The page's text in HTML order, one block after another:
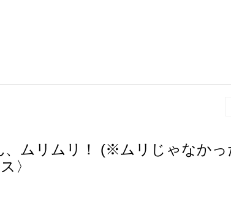
ムリムリ！ (※ムリじゃなかっ
〉